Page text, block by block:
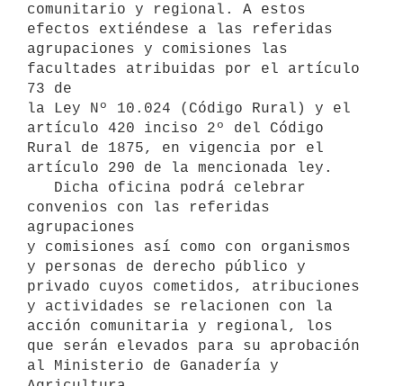
comunitario y regional. A estos
efectos extiéndese a las referidas
agrupaciones y comisiones las
facultades atribuidas por el artículo
73 de
la Ley Nº 10.024 (Código Rural) y el
artículo 420 inciso 2º del Código
Rural de 1875, en vigencia por el
artículo 290 de la mencionada ley.
convenios con las referidas
agrupaciones
y comisiones así como con organismos
y personas de derecho público y
privado cuyos cometidos, atribuciones
y actividades se relacionen con la
acción comunitaria y regional, los
que serán elevados para su aprobación
al Ministerio de Ganadería y